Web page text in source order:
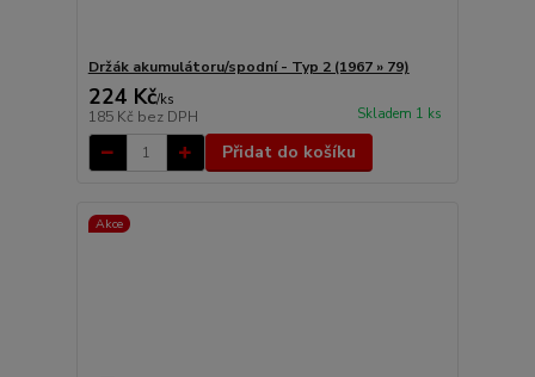
Držák akumulátoru/spodní - Typ 2 (1967 » 79)
224 Kč/ks
185 Kč bez DPH Skladem 1 ks
Přidat do košíku
Akce